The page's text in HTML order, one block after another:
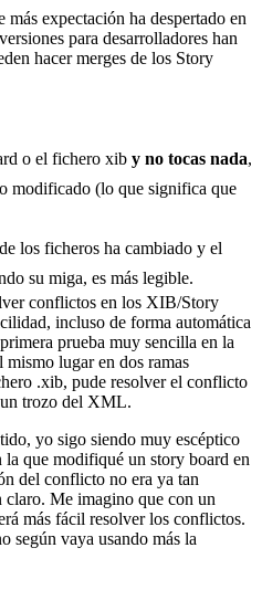
más expectación ha despertado en
para desarrolladores han
hacer merges de los Story
o el fichero xib y no tocas nada,
modificado (lo que significa que
los ficheros ha cambiado y el
su miga, es más legible.
conflictos en los XIB/Story
incluso de forma automática
prueba muy sencilla en la
mismo lugar en dos ramas
.xib, pude resolver el conflicto
trozo del XML.
yo sigo siendo muy escéptico
la que modifiqué un story board en
del conflicto no era ya tan
Me imagino que con un
más fácil resolver los conflictos.
según vaya usando más la